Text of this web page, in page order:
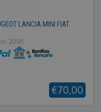
LANCIA MINI FIAT
2005
€70,00